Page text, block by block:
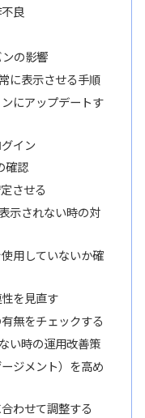
良
の影響
に表示させる手順
にアップデートす
イン
確認
させる
示されない時の対
用していないか確
を見直す
無をチェックする
い時の運用改善策
ジメント）を高め
わせて調整する